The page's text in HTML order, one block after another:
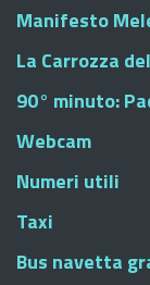
Manifesto
La Carrozza
90° minuto:
Webcam
Numeri utili
Taxi
Bus navetta